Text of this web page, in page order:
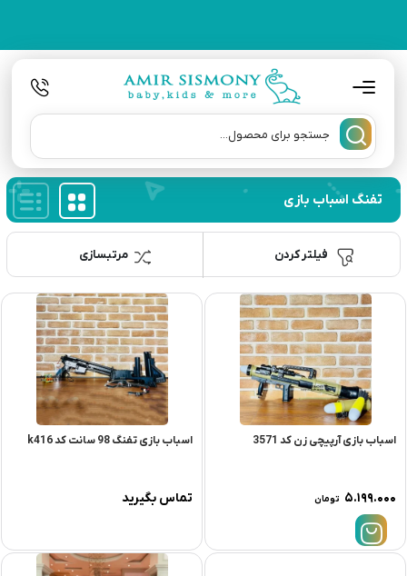
تفنگ اسباب بازی
مرتبسازی فیلتر کردن
اسباب بازی آرپیچی زن کد 3571
۵.۱۹۹.۰۰۰ تومان
اسباب بازی تفنگ 98 سانت کد k416
تماس بگیرید